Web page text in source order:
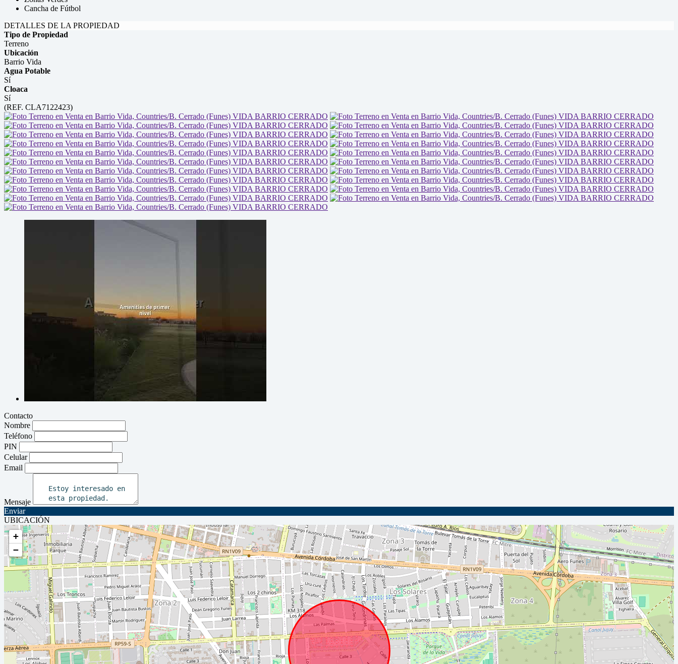
Cancha de Fútbol
DETALLES DE LA PROPIEDAD
Tipo de Propiedad
Terreno
Ubicación
Barrio Vida
Agua Potable
Sí
Cloaca
Sí
(REF. CLA7122423)
Contacto
Nombre
Teléfono
PIN
Celular
Email
Mensaje
Enviar
UBICACIÓN
+
−